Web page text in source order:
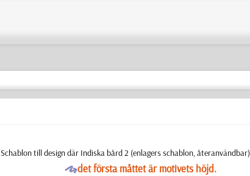
Schablon till design där Indiska bård 2 (enlagers schablon, återanvändbar)
Odet första måttet är motivets höjd.